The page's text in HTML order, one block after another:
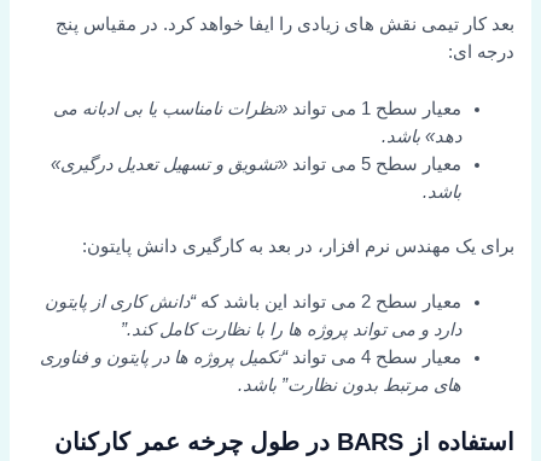
بعد کار تیمی نقش های زیادی را ایفا خواهد کرد. در مقیاس پنج
درجه ای:
معیار سطح 1 می تواند
«نظرات نامناسب یا بی ادبانه می
دهد» باشد.
معیار سطح 5 می تواند
«تشویق و تسهیل تعدیل درگیری»
باشد.
برای یک مهندس نرم افزار، در بعد به کارگیری دانش پایتون:
معیار سطح 2 می تواند این باشد که
“دانش کاری از پایتون
دارد و می تواند پروژه ها را با نظارت کامل کند.”
معیار سطح 4 می تواند
“تکمیل پروژه ها در پایتون و فناوری
های مرتبط بدون نظارت” باشد.
استفاده از BARS در طول چرخه عمر کارکنان